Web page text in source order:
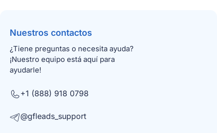
Nuestros contactos
¿Tiene preguntas o necesita ayuda?
¡Nuestro equipo está aquí para
ayudarle!
+1 (888) 918 0798
@gfleads_support